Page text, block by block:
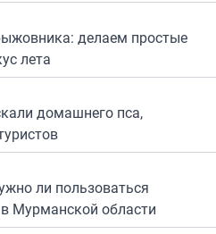
делаем простые
лета
домашнего пса,
ли пользоваться
Мурманской области